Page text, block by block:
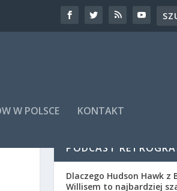
W POLSCE KONTAKT
PODCAST
Dlaczego Hudson Hawk z
Willisem to najbardziej